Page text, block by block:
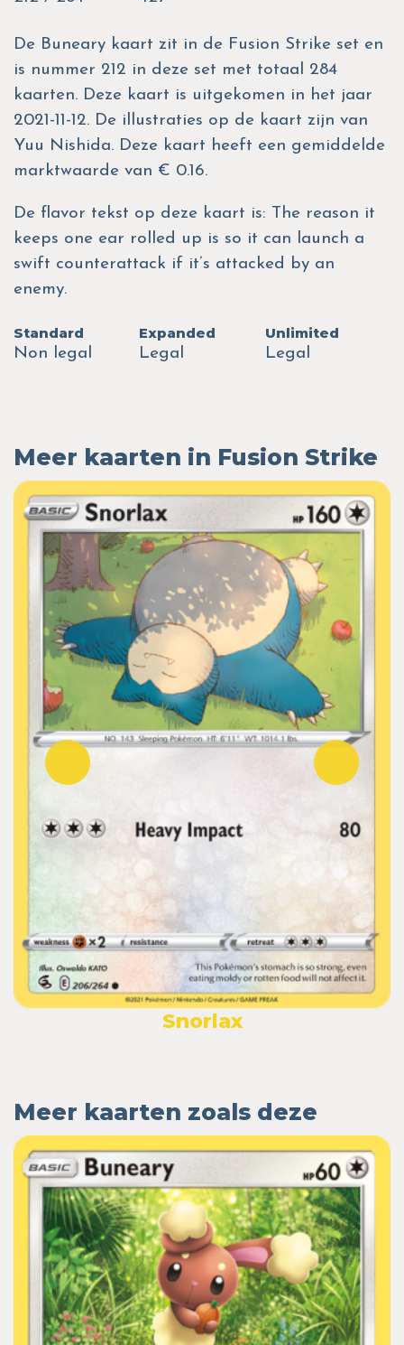
De Buneary kaart zit in de Fusion Strike set en
is nummer 212 in deze set met totaal 284
kaarten. Deze kaart is uitgekomen in het jaar
2021-11-12. De illustraties op de kaart zijn van
Yuu Nishida. Deze kaart heeft een gemiddelde
marktwaarde van € 0.16.
De flavor tekst op deze kaart is: The reason it
keeps one ear rolled up is so it can launch a
swift counterattack if it’s attacked by an
enemy.
Standard
Non legal
Expanded
Legal
Unlimited
Legal
Meer kaarten in Fusion Strike
Snorlax
Meer kaarten zoals deze